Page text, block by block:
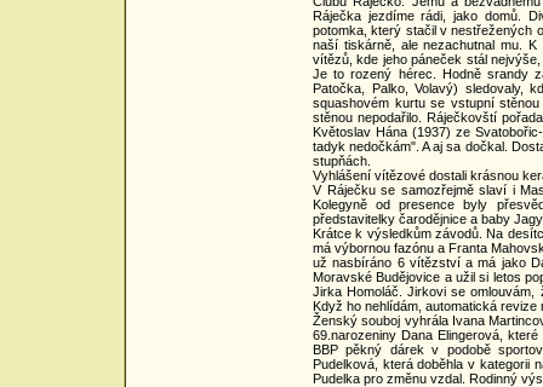
Ráječka jezdíme rádi, jako domů.
potomka, který stačil v nestřežených
naší tiskárně, ale nezachutnal mu.
vítězů, kde jeho páneček stál
Je to rozený hérec. Hodně srandy
Patočka, Palko, Volavý) sledovaly,
squashovém kurtu se vstupní
stěnou nepodařilo. Ráječkovští
Květoslav Hána (1937) ze
tadyk nedočkám". A aj sa dočkal.
stupňách.
Vyhlášení vítězové dostali krásnou
V Ráječku se samozřejmě slaví i
Kolegyně od presence byly
představitelky čarodějnice a baby
Krátce k výsledkům závodů. Na
má výbornou fazónu a Franta
už nasbíráno 6 vítězství a má jako
Moravské Budějovice a užil si letos
Jirka Homoláč. Jirkovi se
Když ho nehlídám, automatická revize
Ženský souboj vyhrála Ivana
69.narozeniny Dana Elingerová,
BBP pěkný dárek v podobě
Pudelková, která doběhla v kategorii
Pudelka pro změnu vzdal. Rodinný